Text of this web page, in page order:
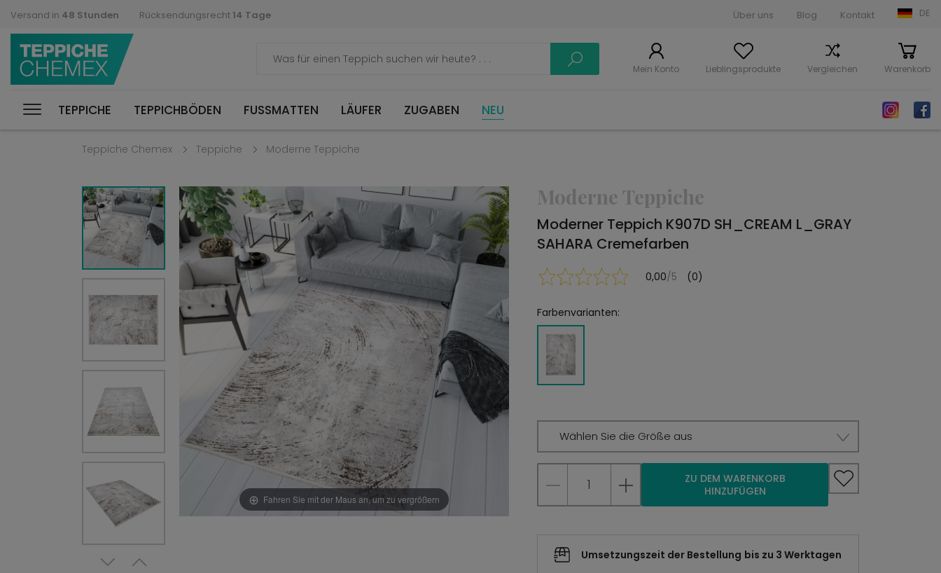
Versand in 48 Stunden Rücksendungsrecht 14 Tage Über uns Blog Kontakt DE
Mein Konto Lieblingsprodukte Vergleichen Warenkorb
TEPPICHE TEPPICHBÖDEN FUSSMATTEN LÄUFER ZUGABEN NEU
Teppiche Chemex Teppiche Moderne Teppiche
Fahren Sie mit der Maus an, um zu vergrößern
Moderne Teppiche
Moderner Teppich K907D SH_CREAM L_GRAY
SAHARA Cremefarben
0,00/5 (0)
Farbenvarianten:
Wählen Sie die Größe aus
ZU DEM WARENKORB
HINZUFÜGEN
Umsetzungszeit der Bestellung bis zu 3 Werktagen